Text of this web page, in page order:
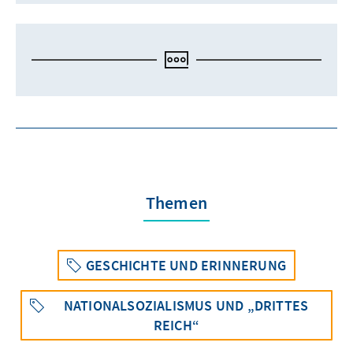
Themen
GESCHICHTE UND ERINNERUNG
NATIONALSOZIALISMUS UND „DRITTES
REICH“